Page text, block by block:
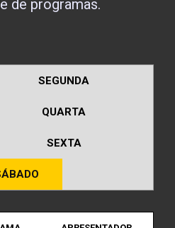
de programas.
SEGUNDA
QUARTA
SEXTA